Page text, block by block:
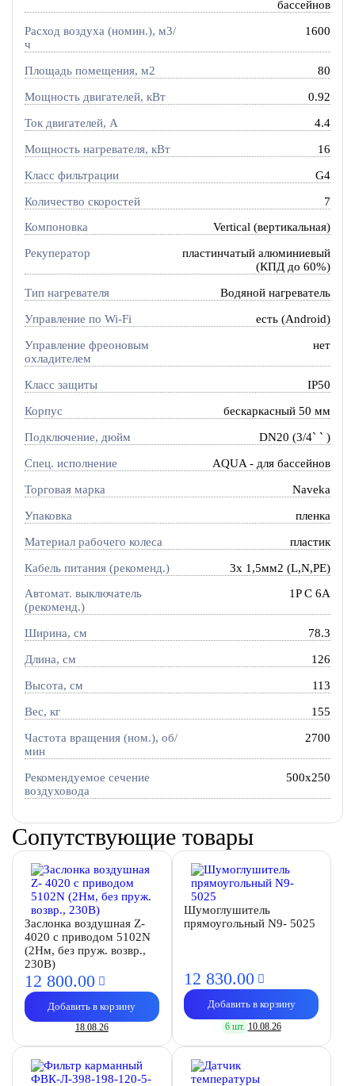
бассейнов
Расход воздуха (номин.), м3/
ч
1600
Площадь помещения, м2 80
Мощность двигателей, кВт 0.92
Ток двигателей, А 4.4
Мощность нагревателя, кВт 16
Класс фильтрации G4
Количество скоростей 7
Компоновка Vertical (вертикальная)
Рекуператор
пластинчатый алюминиевый
(КПД до 60%)
Тип нагревателя Водяной нагреватель
Управление по Wi-Fi есть (Android)
Управление фреоновым
охладителем
нет
Класс защиты IP50
Корпус бескаркасный 50 мм
Подключение, дюйм DN20 (3/4` ` )
Спец. исполнение AQUA - для бассейнов
Торговая марка Naveka
Упаковка пленка
Материал рабочего колеса пластик
Кабель питания (рекоменд.) 3х 1,5мм2 (L,N,PE)
Автомат. выключатель
(рекоменд.)
1P C 6A
Ширина, см 78.3
Длина, см 126
Высота, см 113
Вес, кг 155
Частота вращения (ном.), об/
мин
2700
Рекомендуемое сечение
воздуховода
500x250
Сопутствующие товары
Заслонка воздушная Z-
4020 с приводом 5102N
(2Нм, без пруж. возвр.,
230В)
12 800.00
Добавить в корзину
18.08.26
Шумоглушитель
прямоугольный N9- 5025
12 830.00
Добавить в корзину
6 шт. 10.08.26